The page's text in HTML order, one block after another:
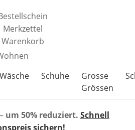
Merkzettel
Warenkorb
Wäsche Schuhe
Grosse
Grössen
– um 50% reduziert. Schnell
sichern!